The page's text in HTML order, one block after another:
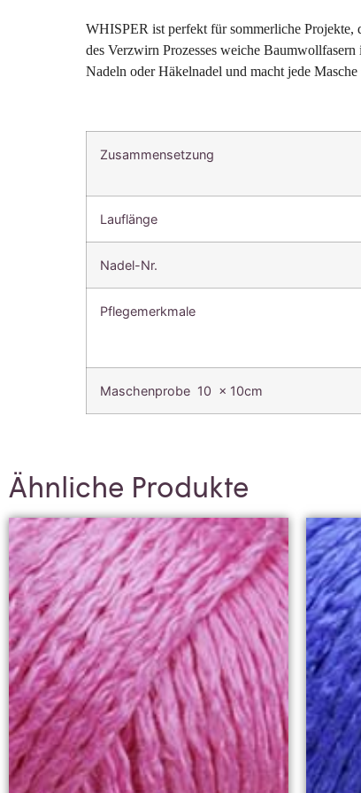
WHISPER ist perfekt für sommerliche
des Verzwirn Prozesses weiche
Nadeln oder Häkelnadel und macht jede
Zusammensetzung
Lauflänge
Nadel-Nr.
Pflegemerkmale
Maschenprobe 10 x 10cm
Ähnliche Produkte